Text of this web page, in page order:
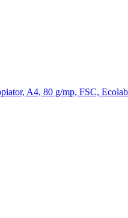
A4, 80 g/mp, FSC,